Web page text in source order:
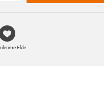
Ekle